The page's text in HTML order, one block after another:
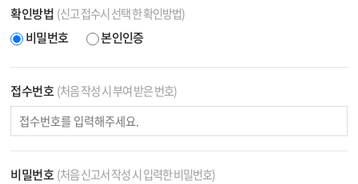
확인방법 (신고 접수시 선택 한 확인방법)
비밀번호 본인인증
접수번호 (처음 작성 시 부여 받은 번호)
비밀번호 (처음 신고서 작성 시 입력한 비밀번호)